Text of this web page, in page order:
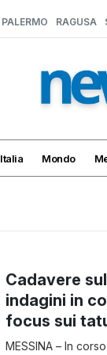
PALERMO RAGUSA
Italia Mondo
Cadavere
indagini in
focus sui
MESSINA – In